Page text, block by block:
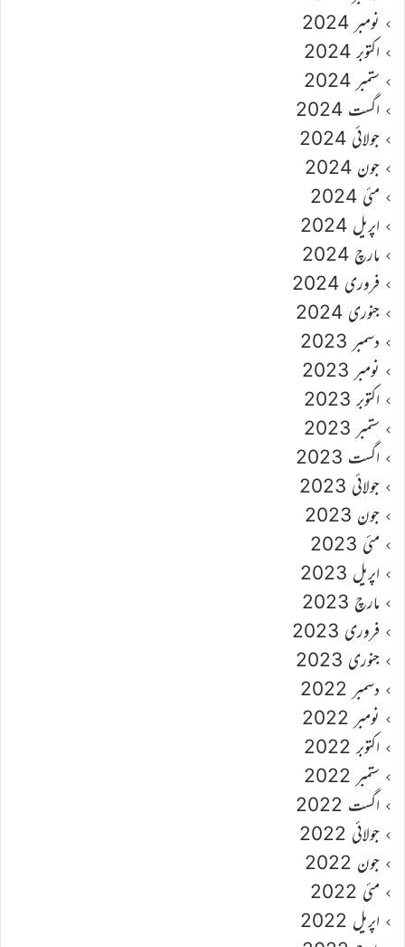
نومبر 2024
اکتوبر 2024
ستمبر 2024
اگست 2024
جولائی 2024
جون 2024
مئی 2024
اپریل 2024
مارچ 2024
فروری 2024
جنوری 2024
دسمبر 2023
نومبر 2023
اکتوبر 2023
ستمبر 2023
اگست 2023
جولائی 2023
جون 2023
مئی 2023
اپریل 2023
مارچ 2023
فروری 2023
جنوری 2023
دسمبر 2022
نومبر 2022
اکتوبر 2022
ستمبر 2022
اگست 2022
جولائی 2022
جون 2022
مئی 2022
اپریل 2022